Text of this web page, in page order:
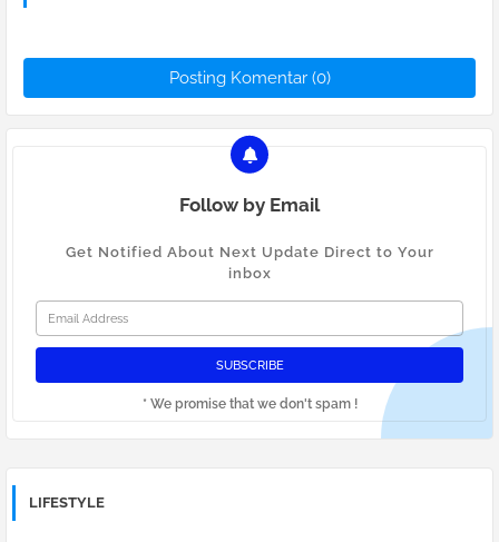
Posting Komentar (0)
Follow by Email
Get Notified About Next Update Direct to Your
inbox
* We promise that we don't spam !
LIFESTYLE